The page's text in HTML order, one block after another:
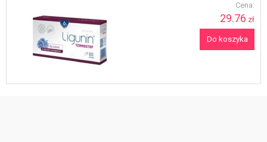
Cena:
29.76 zł
Do koszyka